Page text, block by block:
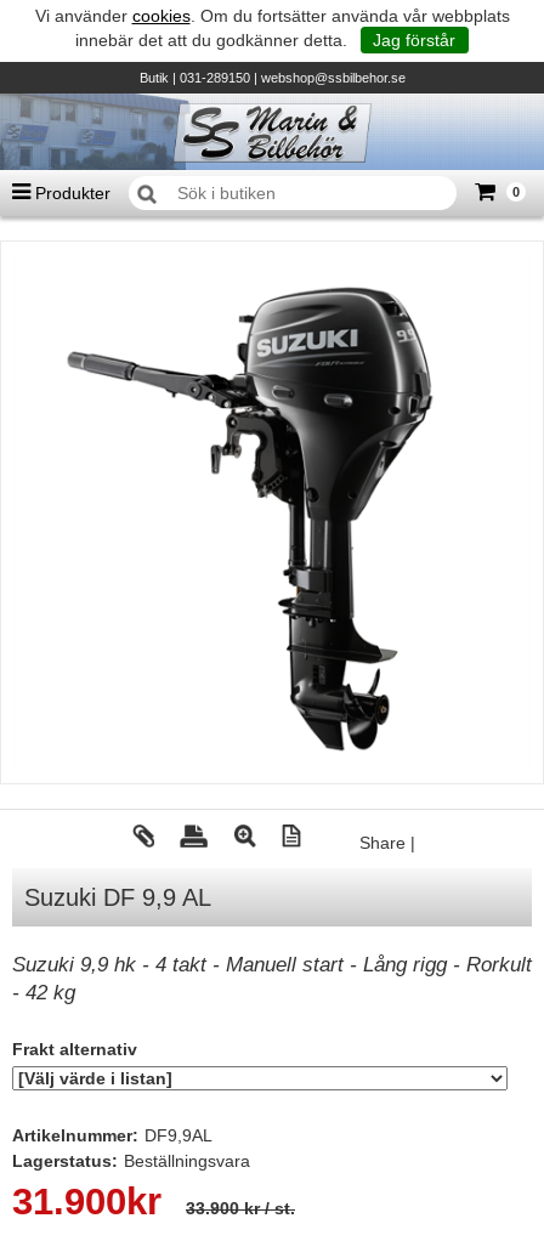
Vi använder cookies. Om du fortsätter använda vår webbplats
innebär det att du godkänner detta.
Jag förstår
Butik| 031-289150 | webshop@ssbilbehor.se
Produkter 0
TILL KASSAN
Biltillbehör och reservdelar - BDS
Suzuki - Utombordare
Mercury Servicedelar
Lowrance
Humminbird
Simrad
Båttillbehör
Varta - Batterier
Victron - Batteriladdare
Share |
Suzuki DF 9,9 AL
Suzuki 9,9 hk - 4 takt - Manuell start - Lång rigg - Rorkult
- 42 kg
Frakt alternativ
Artikelnummer: DF9,9AL
Lagerstatus: Beställningsvara
31.900 kr 33.900 kr/ st.